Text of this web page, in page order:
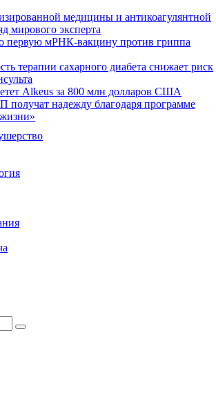
медицины и антикоагулянтной
мирового эксперта
первую мРНК‑вакцину против гриппа
терапии сахарного диабета снижает риск
Alkeus за 800 млн долларов США
получат надежду благодаря программе